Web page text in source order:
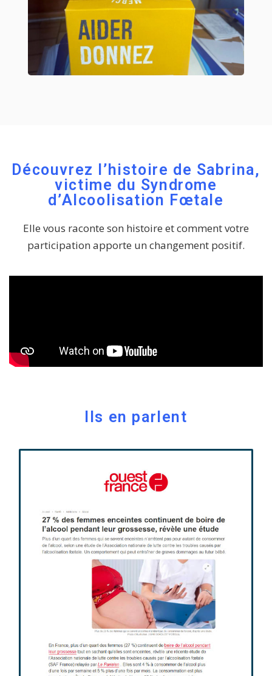
Découvrez l’histoire de Sabrina,
victime du Syndrome
d’Alcoolisation Fœtale
Elle vous raconte son histoire et comment votre
participation apporte un changement positif.
Ils en parlent